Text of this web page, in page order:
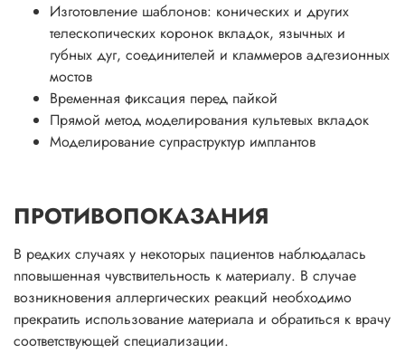
Изготовление шаблонов: конических и других
телескопических коронок вкладок, язычных и
губных дуг, соединителей и кламмеров адгезионных
мостов
Временная фиксация перед пайкой
Прямой метод моделирования культевых вкладок
Моделирование супраструктур имплантов
ПРОТИВОПОКАЗАНИЯ
В редких случаях у некоторых пациентов наблюдалась
nповышенная чувствительность к материалу. В случае
возникновения аллергических реакций необходимо
прекратить использование материала и обратиться к врачу
соответствующей специализации.